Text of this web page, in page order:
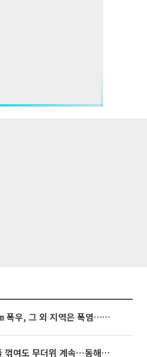
동해안은 시간당 80㎜ 폭우, 그 외 지역은 폭염…‘극과 극 날씨’
[내일 날씨] 폭염 한풀 꺾여도 무더위 계속⋯동해안 이틀 연속 비